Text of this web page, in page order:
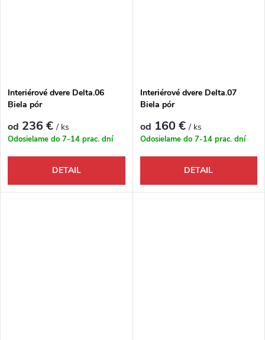
Interiérové dvere Delta.06
Biela pór
od 236 €/ ks
Odosielame do 7-14 prac. dní
DETAIL
Interiérové dvere Delta.07
Biela pór
od 160 €/ ks
Odosielame do 7-14 prac. dní
DETAIL